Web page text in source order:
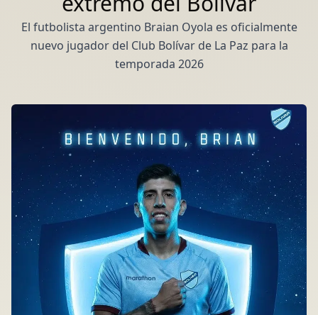
El futbolista argentino Braian Oyola es oficialmente
nuevo jugador del Club Bolívar de La Paz para la
temporada 2026